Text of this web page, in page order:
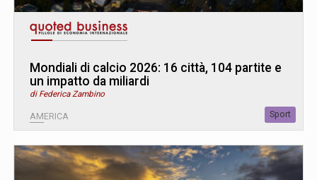
Mondiali di calcio 2026: 16 città, 104 partite e
un impatto da miliardi
di Federica Zambino
AMERICA Sport